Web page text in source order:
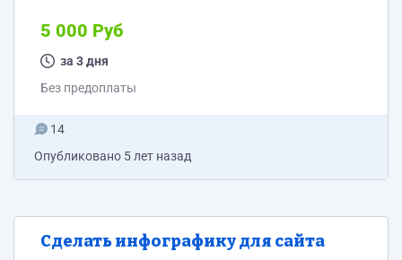
5 000 Руб
за 3 дня
Без предоплаты
14
Опубликовано 5 лет назад
Сделать инфографику для сайта